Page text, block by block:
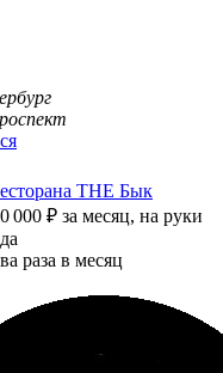
THE Бык
000 ₽ за месяц, на руки
раза в месяц